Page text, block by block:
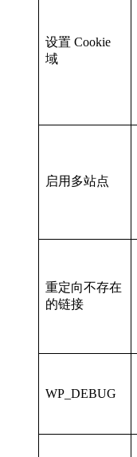
设置 Cookie
域
启用多站点
重定向不存在
的链接
WP_DEBUG